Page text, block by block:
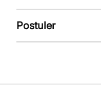
Postuler